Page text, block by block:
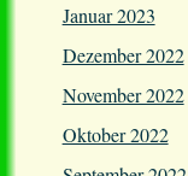
Januar 2023
Dezember 2022
November 2022
Oktober 2022